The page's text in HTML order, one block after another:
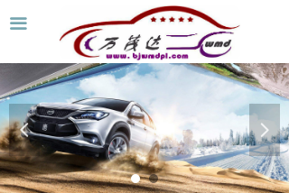
넳 넲
끀
首页
关于我们
陪练协议
陪练价格
陪练场地